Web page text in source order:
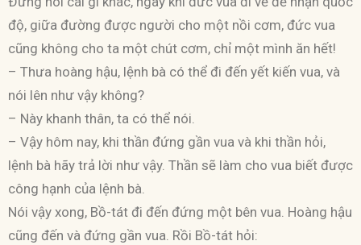
độ, giữa đường được người cho một nồi cơm, đức vua
cũng không cho ta một chút cơm, chỉ một mình ăn hết!
– Thưa hoàng hậu, lệnh bà có thể đi đến yết kiến vua, và
nói lên như vậy không?
– Này khanh thân, ta có thể nói.
– Vậy hôm nay, khi thần đứng gần vua và khi thần hỏi,
lệnh bà hãy trả lời như vậy. Thần sẽ làm cho vua biết được
công hạnh của lệnh bà.
Nói vậy xong, Bồ-tát đi đến đứng một bên vua. Hoàng hậu
cũng đến và đứng gần vua. Rồi Bồ-tát hỏi: